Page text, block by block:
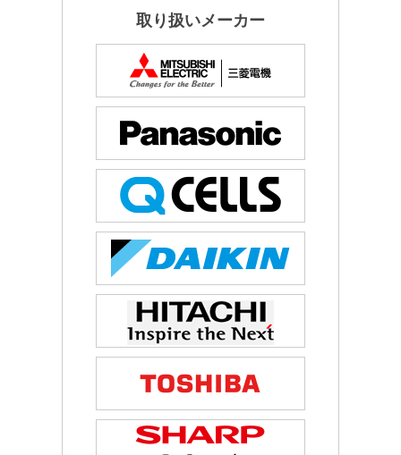
取り扱いメーカー